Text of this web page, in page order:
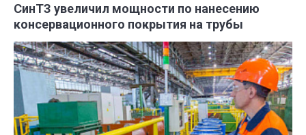
СинТЗ увеличил мощности по нанесению
консервационного покрытия на трубы